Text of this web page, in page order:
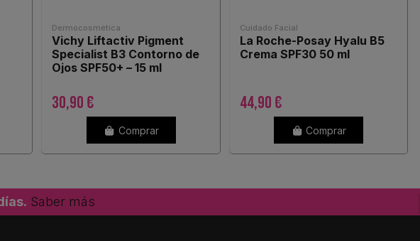
Dermocosmética
Vichy Liftactiv Pigment
Specialist B3 Contorno de
Ojos SPF50+ – 15 ml
30,90 €
Comprar
Cuidado Facial
La Roche-Posay Hyalu B5
Crema SPF30 50 ml
44,90 €
Comprar
Saber más